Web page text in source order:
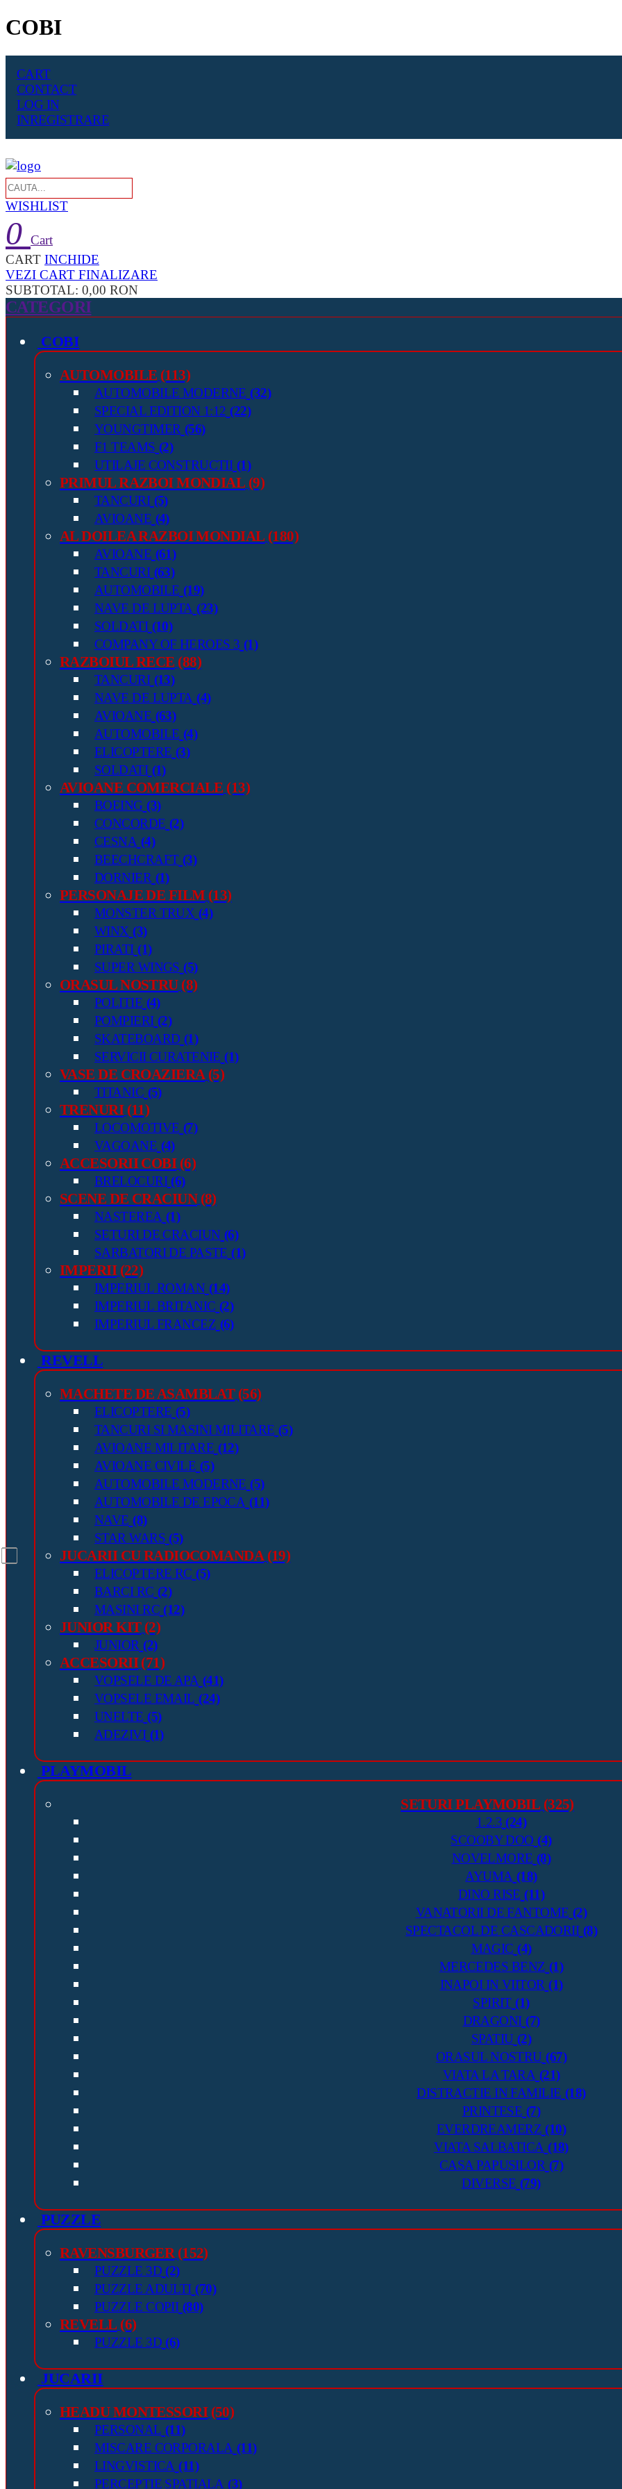
COBI
CART
CONTACT
LOG IN
INREGISTRARE
WISHLIST
0 Cart
CART INCHIDE
VEZI CART FINALIZARE
SUBTOTAL: 0,00 RON
CATEGORI
COBI
AUTOMOBILE (113)
AUTOMOBILE MODERNE (32)
SPECIAL EDITION 1:12 (22)
YOUNGTIMER (56)
F1 TEAMS (2)
UTILAJE CONSTRUCTII (1)
PRIMUL RAZBOI MONDIAL (9)
TANCURI (5)
AVIOANE (4)
AL DOILEA RAZBOI MONDIAL (180)
AVIOANE (61)
TANCURI (63)
AUTOMOBILE (19)
NAVE DE LUPTA (23)
SOLDATI (10)
COMPANY OF HEROES 3 (1)
RAZBOIUL RECE (88)
TANCURI (13)
NAVE DE LUPTA (4)
AVIOANE (63)
AUTOMOBILE (4)
ELICOPTERE (3)
SOLDATI (1)
AVIOANE COMERCIALE (13)
BOEING (3)
CONCORDE (2)
CESNA (4)
BEECHCRAFT (3)
DORNIER (1)
PERSONAJE DE FILM (13)
MONSTER TRUX (4)
WINX (3)
PIRATI (1)
SUPER WINGS (5)
ORASUL NOSTRU (8)
POLITIE (4)
POMPIERI (2)
SKATEBOARD (1)
SERVICII CURATENIE (1)
VASE DE CROAZIERA (5)
TITANIC (5)
TRENURI (11)
LOCOMOTIVE (7)
VAGOANE (4)
ACCESORII COBI (6)
BRELOCURI (6)
SCENE DE CRACIUN (8)
NASTEREA (1)
SETURI DE CRACIUN (6)
SARBATORI DE PASTE (1)
IMPERII (22)
IMPERIUL ROMAN (14)
IMPERIUL BRITANIC (2)
IMPERIUL FRANCEZ (6)
REVELL
MACHETE DE ASAMBLAT (56)
ELICOPTERE (5)
TANCURI SI MASINI MILITARE (5)
AVIOANE MILITARE (12)
AVIOANE CIVILE (5)
AUTOMOBILE MODERNE (5)
AUTOMOBILE DE EPOCA (11)
NAVE (8)
STAR WARS (5)
JUCARII CU RADIOCOMANDA (19)
ELICOPTERE RC (5)
BARCI RC (2)
MASINI RC (12)
JUNIOR KIT (2)
JUNIOR (2)
ACCESORII (71)
VOPSELE DE APA (41)
VOPSELE EMAIL (24)
UNELTE (5)
ADEZIVI (1)
PLAYMOBIL
SETURI PLAYMOBIL (325)
1.2.3 (24)
SCOOBY DOO (4)
NOVELMORE (8)
AYUMA (18)
DINO RISE (11)
VANATORII DE FANTOME (2)
SPECTACOL DE CASCADORII (8)
MAGIC (4)
MERCEDES BENZ (1)
INAPOI IN VIITOR (1)
SPIRIT (1)
DRAGONI (7)
SPATIU (2)
ORASUL NOSTRU (67)
VIATA LA TARA (21)
DISTRACTIE IN FAMILIE (18)
PRINTESE (7)
EVERDREAMERZ (10)
VIATA SALBATICA (18)
CASA PAPUSILOR (7)
DIVERSE (79)
PUZZLE
RAVENSBURGER (152)
PUZZLE 3D (2)
PUZZLE ADULTI (70)
PUZZLE COPII (80)
REVELL (6)
PUZZLE 3D (6)
JUCARII
HEADU MONTESSORI (50)
PERSONAL (11)
MISCARE CORPORALA (11)
LINGVISTICA (11)
PERCEPTIE SPATIALA (3)